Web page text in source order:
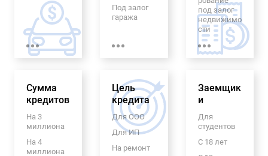
процентов
Рефинанси
рование
автокредит
а
семейный
автомобил
ь
Лада в
кредит
На новое
авто
Под залог
гаража
Под залог
Ломбардны
й под залог
квартиры
Пенсионер
ам под
залог
недвижимо
под залог
недвижимо
сти
Пенсионер
ам
кредитов с
просрочка
Сумма
кредитов
На 3
миллиона
На 4
миллиона
Цель
кредита
Для ООО
Для ИП
На ремонт
Заемщик
и
Для
студентов
С 18 лет